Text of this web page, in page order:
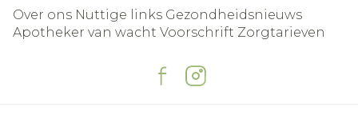
Over ons Nuttige links Gezondheidsnieuws
Apotheker van wacht Voorschrift Zorgtarieven